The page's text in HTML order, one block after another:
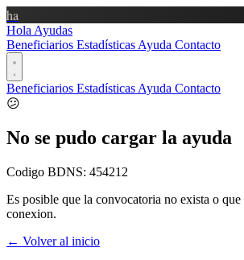
ha
Hola Ayudas
Beneficiarios Estadísticas Ayuda Contacto
Beneficiarios Estadísticas Ayuda Contacto
😕
No se pudo cargar la ayuda
Codigo BDNS: 454212
Es posible que la convocatoria no exista o
conexion.
← Volver al inicio